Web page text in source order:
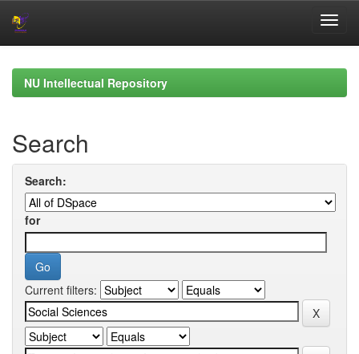
navigationNU Intellectual Repository
Search
Search:
for
Current filters: